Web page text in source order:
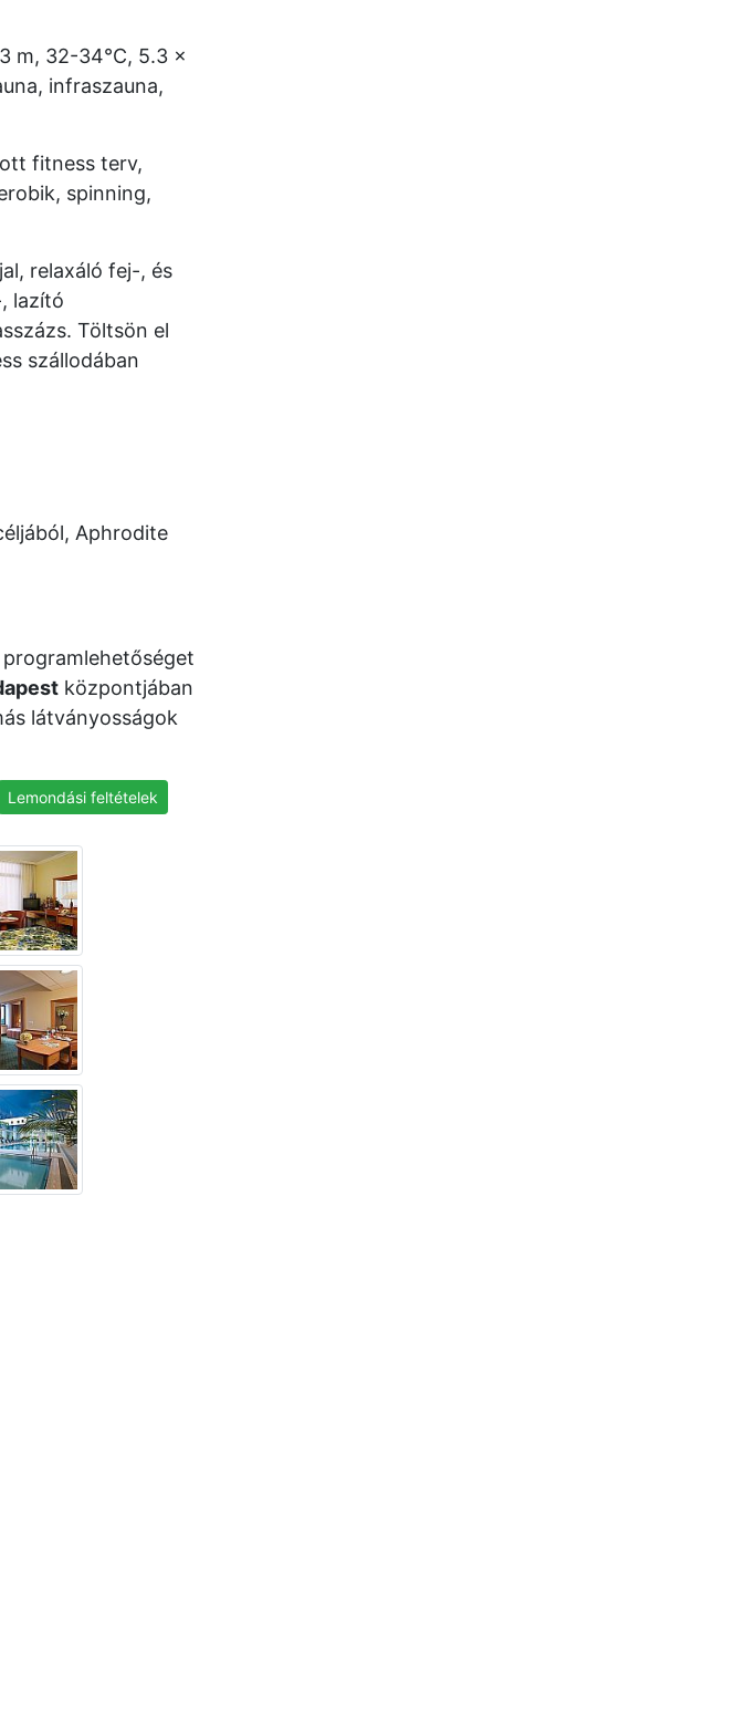
m, 32-34°C, 5.3 x
infraszauna,
fitness terv,
spinning,
relaxáló fej-, és
lazító
Töltsön el
szállodában
Aphrodite
központjában
látványosságok
Lemondási feltételek